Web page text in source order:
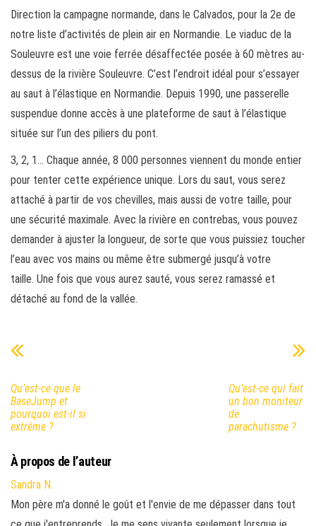
Direction la campagne normande, dans le Calvados, pour la 2e de
notre liste d’activités de plein air en Normandie. Le viaduc de la
Souleuvre est une voie ferrée désaffectée posée à 60 mètres au-
dessus de la rivière Souleuvre. C’est l’endroit idéal pour s’essayer
au saut à l’élastique en Normandie. Depuis 1990, une passerelle
suspendue donne accès à une plateforme de saut à l’élastique
située sur l’un des piliers du pont.
3, 2, 1… Chaque année, 8 000 personnes viennent du monde entier
pour tenter cette expérience unique. Lors du saut, vous serez
attaché à partir de vos chevilles, mais aussi de votre taille, pour
une sécurité maximale. Avec la rivière en contrebas, vous pouvez
demander à ajuster la longueur, de sorte que vous puissiez toucher
l’eau avec vos mains ou même être submergé jusqu’à votre
taille. Une fois que vous aurez sauté, vous serez ramassé et
détaché au fond de la vallée.
Qu’est-ce que le
BaseJump et
pourquoi est-il si
extrême ?
Qu’est-ce qui fait
un bon moniteur
de
parachutisme ?
À propos de l’auteur
Sandra N.
Mon père m'a donné le goût et l'envie de me dépasser dans tout